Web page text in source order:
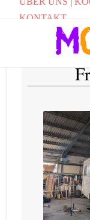
KONTAKT